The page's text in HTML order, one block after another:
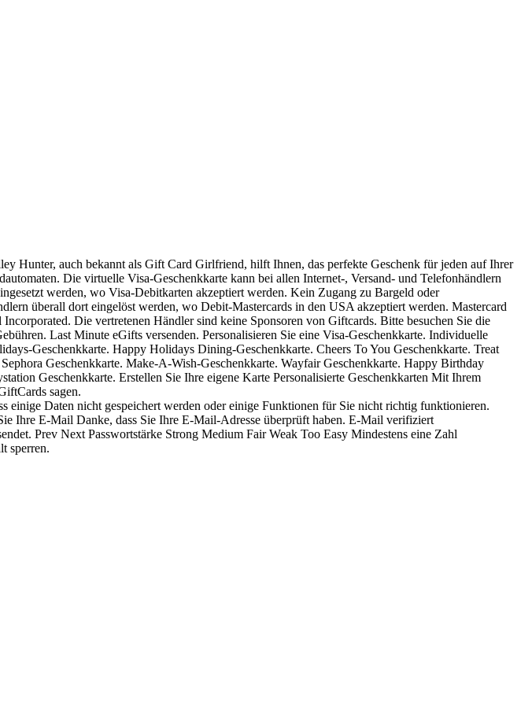
Hunter, auch bekannt als Gift Card Girlfriend, hilft Ihnen, das perfekte Geschenk für jeden auf Ihrer
Die virtuelle Visa-Geschenkkarte kann bei allen Internet-, Versand- und Telefonhändlern
werden, wo Visa-Debitkarten akzeptiert werden. Kein Zugang zu Bargeld oder
überall dort eingelöst werden, wo Debit-Mastercards in den USA akzeptiert werden. Mastercard
Die vertretenen Händler sind keine Sponsoren von Giftcards. Bitte besuchen Sie die
Last Minute eGifts versenden. Personalisieren Sie eine Visa-Geschenkkarte. Individuelle
Geschenkkarte. Happy Holidays Dining-Geschenkkarte. Cheers To You Geschenkkarte. Treat
Geschenkkarte. Make-A-Wish-Geschenkkarte. Wayfair Geschenkkarte. Happy Birthday
Geschenkkarte. Erstellen Sie Ihre eigene Karte Personalisierte Geschenkkarten Mit Ihrem
sagen.
Daten nicht gespeichert werden oder einige Funktionen für Sie nicht richtig funktionieren.
Ihre E-Mail Danke, dass Sie Ihre E-Mail-Adresse überprüft haben. E-Mail verifiziert
Prev Next Passwortstärke Strong Medium Fair Weak Too Easy Mindestens eine Zahl
sperren.